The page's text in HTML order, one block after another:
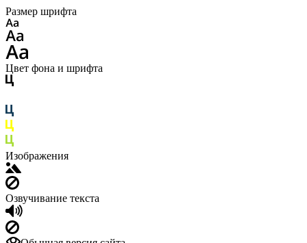
Размер шрифта
Цвет фона и шрифта
Изображения
Озвучивание текста